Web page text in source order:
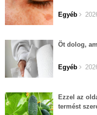
Egyéb
Öt dolog,
Egyéb
Ezzel az
termést